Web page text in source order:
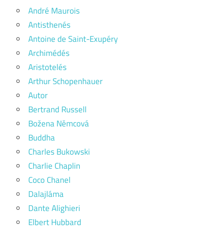
André Maurois
Antisthenés
Antoine de Saint-Exupéry
Archimédés
Aristotelés
Arthur Schopenhauer
Autor
Bertrand Russell
Božena Němcová
Buddha
Charles Bukowski
Charlie Chaplin
Coco Chanel
Dalajláma
Dante Alighieri
Elbert Hubbard